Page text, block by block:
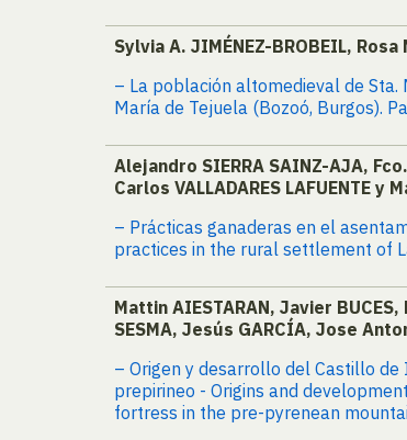
Sylvia A. JIMÉNEZ-BROBEIL, Rosa
– La población altomedieval de
María de Tejuela (Bozoó, Burgos).
Alejandro SIERRA SAINZ-AJA,
Carlos VALLADARES LAFUENTE y
– Prácticas ganaderas en el
practices in the rural settlement of
Mattin AIESTARAN, Javier
SESMA, Jesús GARCÍA, Jose
– Origen y desarrollo del Castillo
prepirineo - Origins and
fortress in the pre-pyrenean